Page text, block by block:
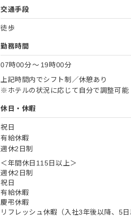
交通手段
徒歩
勤務時間
07時00分〜 19時00分
上記時間内でシフト制／休憩あり
※ホテルの状況に応じて自分で調整可能
休日・休暇
祝日
有給休暇
週休2日制
＜年間休日115日以上＞
週休2日制
祝日
有給休暇
慶弔休暇
リフレッシュ休暇（入社3年後以降、5日